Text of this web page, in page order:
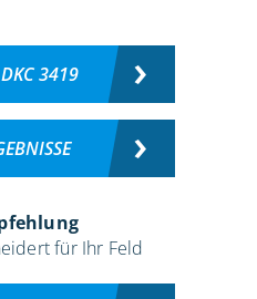
3419
für Ihr Feld